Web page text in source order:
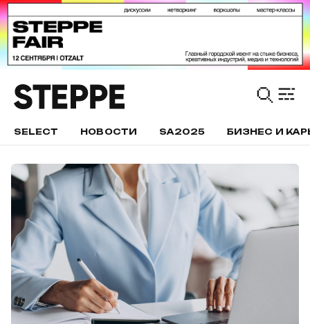
SELECT НОВОСТИ SA2025 БИЗНЕС И